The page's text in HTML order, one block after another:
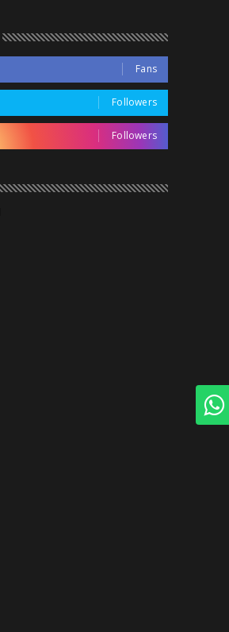
Fans
Followers
Followers